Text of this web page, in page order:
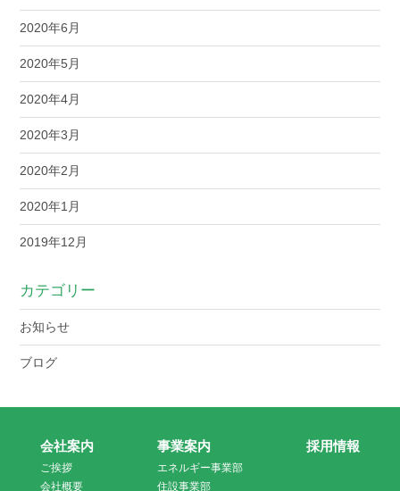
2020年6月
2020年5月
2020年4月
2020年3月
2020年2月
2020年1月
2019年12月
カテゴリー
お知らせ
ブログ
会社案内
ご挨拶
会社概要
事業案内
エネルギー事業部
住設事業部
採用情報